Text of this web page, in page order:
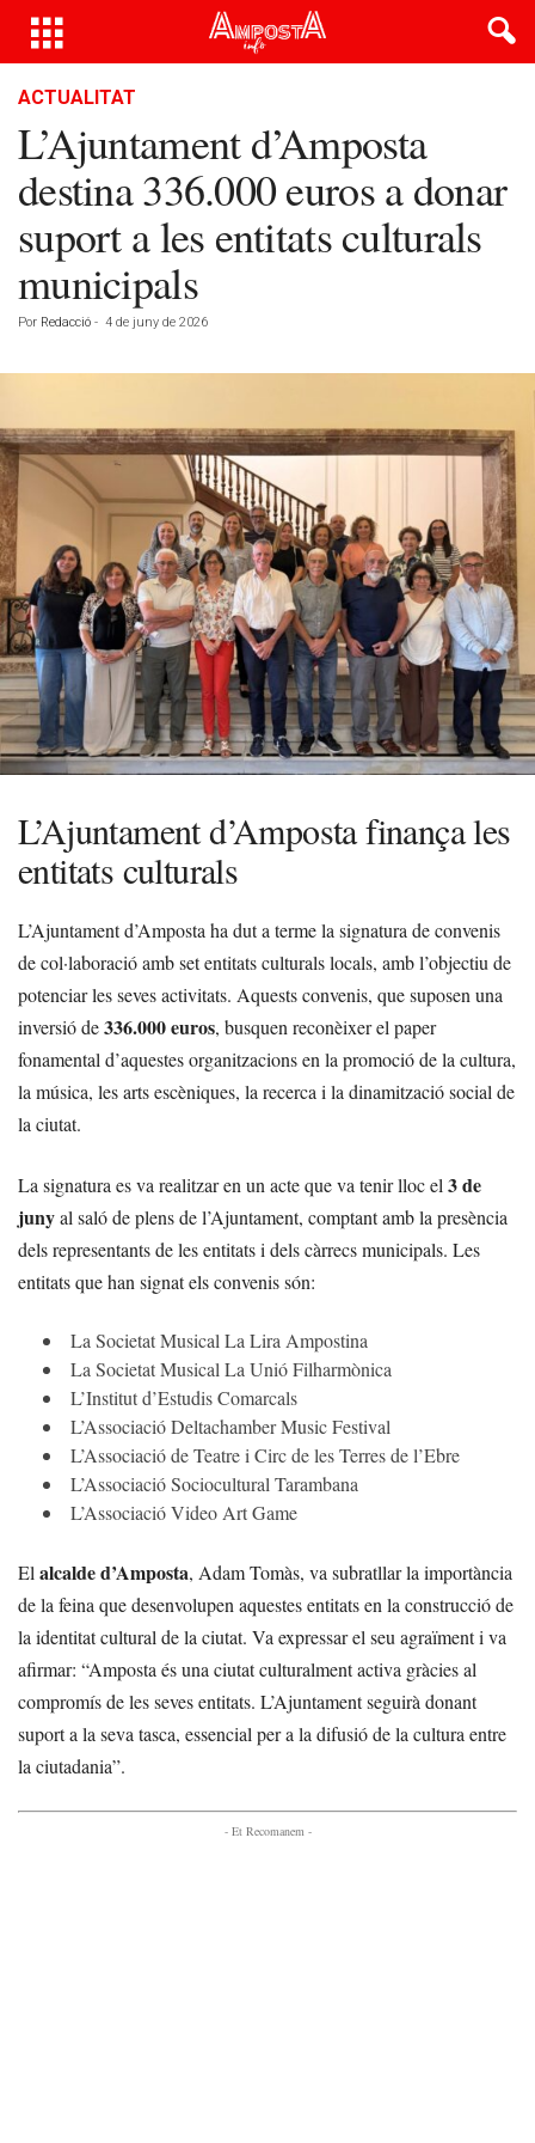
ACTUALITAT
L’Ajuntament d’Amposta
destina 336.000 euros a donar
suport a les entitats culturals
municipals
Por Redacció - 4 de juny de 2026
L’Ajuntament d’Amposta finança les
entitats culturals
L’Ajuntament d’Amposta ha dut a terme la signatura de convenis
de col·laboració amb set entitats culturals locals, amb l’objectiu de
potenciar les seves activitats. Aquests convenis, que suposen una
inversió de336.000 euros, busquen reconèixer el paper
fonamental d’aquestes organitzacions en la promoció de la cultura,
la música, les arts escèniques, la recerca i la dinamització social de
la ciutat.
La signatura es va realitzar en un acte que va tenir lloc el 3 de
junyal saló de plens de l’Ajuntament, comptant amb la presència
dels representants de les entitats i dels càrrecs municipals. Les
entitats que han signat els convenis són:
La Societat Musical La Lira Ampostina
La Societat Musical La Unió Filharmònica
L’Institut d’Estudis Comarcals
L’Associació Deltachamber Music Festival
L’Associació de Teatre i Circ de les Terres de l’Ebre
L’Associació Sociocultural Tarambana
L’Associació Video Art Game
El alcalde d’Amposta, Adam Tomàs, va subratllar la importància
de la feina que desenvolupen aquestes entitats en la construcció de
la identitat cultural de la ciutat. Va expressar el seu agraïment i va
afirmar: “Amposta és una ciutat culturalment activa gràcies al
compromís de les seves entitats. L’Ajuntament seguirà donant
suport a la seva tasca, essencial per a la difusió de la cultura entre
la ciutadania”.
- Et Recomanem -